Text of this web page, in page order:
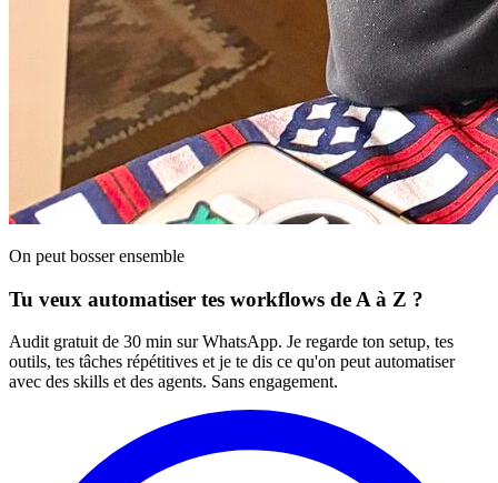
On peut bosser ensemble
Tu veux automatiser tes workflows de A à Z ?
Audit gratuit de 30 min sur WhatsApp. Je regarde ton setup, tes
outils, tes tâches répétitives et je te dis ce qu'on peut automatiser
avec des skills et des agents. Sans engagement.